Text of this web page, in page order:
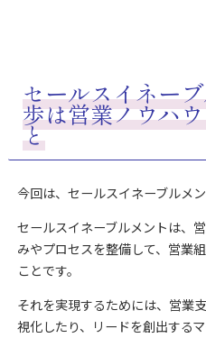
セールスイネー
歩は営業ノウハ
と
今回は、セールスイネーブルメ
セールスイネーブルメントは、
みやプロセスを整備して、営業
ことです。
それを実現するためには、営業
視化したり、リードを創出する